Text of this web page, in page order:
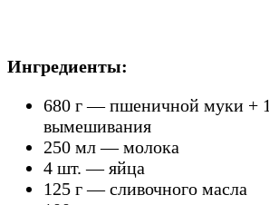
Ингредиенты:
680 г — пшеничной муки +
вымешивания
250 мл — молока
4 шт. — яйца
125 г — сливочного масла